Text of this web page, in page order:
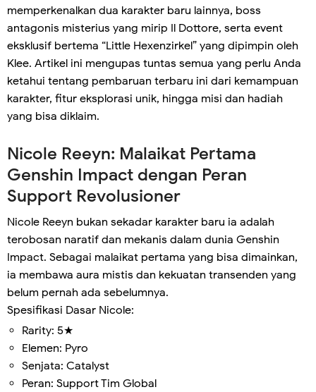
memperkenalkan dua karakter baru lainnya, boss
antagonis misterius yang mirip Il Dottore, serta event
eksklusif bertema “Little Hexenzirkel” yang dipimpin oleh
Klee. Artikel ini mengupas tuntas semua yang perlu Anda
ketahui tentang pembaruan terbaru ini dari kemampuan
karakter, fitur eksplorasi unik, hingga misi dan hadiah
yang bisa diklaim.
Nicole Reeyn: Malaikat Pertama
Genshin Impact dengan Peran
Support Revolusioner
Nicole Reeyn bukan sekadar karakter baru ia adalah
terobosan naratif dan mekanis dalam dunia Genshin
Impact. Sebagai malaikat pertama yang bisa dimainkan,
ia membawa aura mistis dan kekuatan transenden yang
belum pernah ada sebelumnya.
Spesifikasi Dasar Nicole:
Rarity: 5★
Elemen: Pyro
Senjata: Catalyst
Peran: Support Tim Global